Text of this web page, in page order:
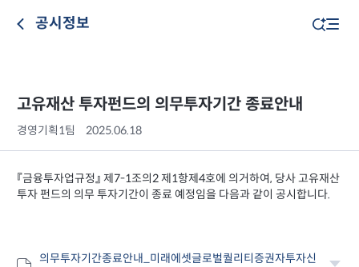
공시정보
고유재산 투자펀드의 의무투자기간 종료안내
경영기획1팀 2025.06.18
『금융투자업규정』 제7-1조의2 제1항제4호에 의거하여, 당사 고유재산
투자 펀드의 의무 투자기간이 종료 예정임을 다음과 같이 공시합니다.
의무투자기간종료안내_미래에셋글로벌퀄리티증권자투자신